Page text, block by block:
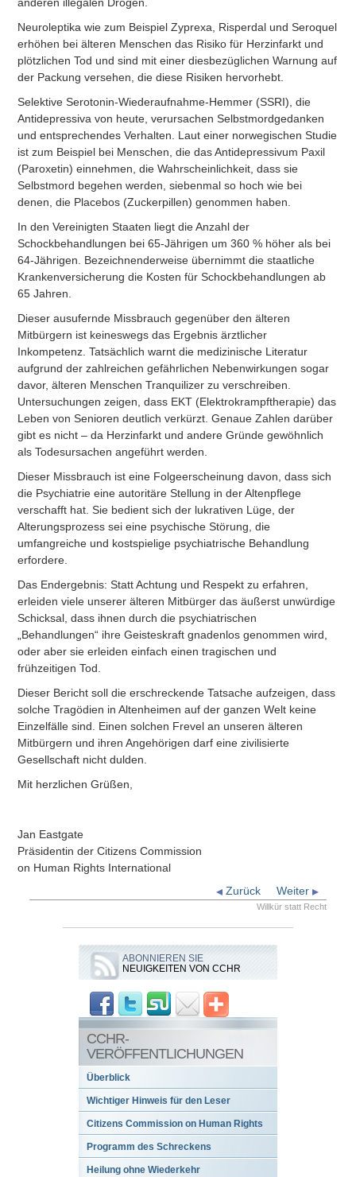
anderen illegalen Drogen.
Neuroleptika wie zum Beispiel Zyprexa, Risperdal und Seroquel
erhöhen bei älteren Menschen das Risiko für Herzinfarkt und
plötzlichen Tod und sind mit einer diesbezüglichen Warnung auf
der Packung versehen, die diese Risiken hervorhebt.
Selektive Serotonin-Wiederaufnahme-Hemmer (SSRI), die
Antidepressiva von heute, verursachen Selbstmordgedanken
und entsprechendes Verhalten. Laut einer norwegischen Studie
ist zum Beispiel bei Menschen, die das Antidepressivum Paxil
(Paroxetin) einnehmen, die Wahrscheinlichkeit, dass sie
Selbstmord begehen werden, siebenmal so hoch wie bei
denen, die Placebos (Zuckerpillen) genommen haben.
In den Vereinigten Staaten liegt die Anzahl der
Schockbehandlungen bei 65-Jährigen um 360 % höher als bei
64-Jährigen. Bezeichnenderweise übernimmt die staatliche
Krankenversicherung die Kosten für Schockbehandlungen ab
65 Jahren.
Dieser ausufernde Missbrauch gegenüber den älteren
Mitbürgern ist keineswegs das Ergebnis ärztlicher
Inkompetenz. Tatsächlich warnt die medizinische Literatur
aufgrund der zahlreichen gefährlichen Nebenwirkungen sogar
davor, älteren Menschen Tranquilizer zu verschreiben.
Untersuchungen zeigen, dass EKT (Elektrokrampftherapie) das
Leben von Senioren deutlich verkürzt. Genaue Zahlen darüber
gibt es nicht – da Herzinfarkt und andere Gründe gewöhnlich
als Todesursachen angeführt werden.
Dieser Missbrauch ist eine Folgeerscheinung davon, dass sich
die Psychiatrie eine autoritäre Stellung in der Altenpflege
verschafft hat. Sie bedient sich der lukrativen Lüge, der
Alterungsprozess sei eine psychische Störung, die
umfangreiche und kostspielige psychiatrische Behandlung
erfordere.
Das Endergebnis: Statt Achtung und Respekt zu erfahren,
erleiden viele unserer älteren Mitbürger das äußerst unwürdige
Schicksal, dass ihnen durch die psychiatrischen
„Behandlungen“ ihre Geisteskraft gnadenlos genommen wird,
oder aber sie erleiden einfach einen tragischen und
frühzeitigen Tod.
Dieser Bericht soll die erschreckende Tatsache aufzeigen, dass
solche Tragödien in Altenheimen auf der ganzen Welt keine
Einzelfälle sind. Einen solchen Frevel an unseren älteren
Mitbürgern und ihren Angehörigen darf eine zivilisierte
Gesellschaft nicht dulden.
Mit herzlichen Grüßen,
Jan Eastgate
Präsidentin der Citizens Commission
on Human Rights International
Weiter
Zurück
Willkür statt Recht
ABONNIEREN SIE
NEUIGKEITEN VON CCHR
CCHR-
VERÖFFENTLICHUNGEN
Überblick
Wichtiger Hinweis für den Leser
Citizens Commission on Human Rights
Programm des Schreckens
Heilung ohne Wiederkehr